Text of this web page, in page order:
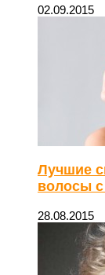
02.09.2015
Лучшие
волосы
28.08.2015